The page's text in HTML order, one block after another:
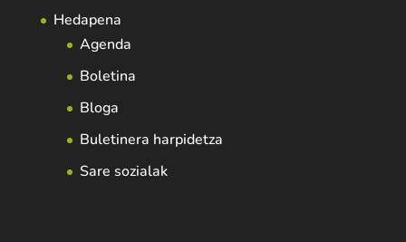
Hedapena
Agenda
Boletina
Bloga
Buletinera harpidetza
Sare sozialak